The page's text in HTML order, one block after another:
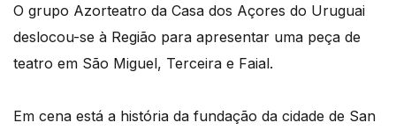
O grupo Azorteatro da Casa dos Açores do Uruguai
deslocou-se à Região para apresentar uma peça de
teatro em São Miguel, Terceira e Faial.
Em cena está a história da fundação da cidade de San